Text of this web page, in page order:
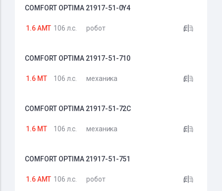
COMFORT OPTIMA 21917-51-0Y4
1.6 AMT 106 л.с. робот
COMFORT OPTIMA 21917-51-710
1.6 MT 106 л.с. механика
COMFORT OPTIMA 21917-51-72C
1.6 MT 106 л.с. механика
COMFORT OPTIMA 21917-51-751
1.6 AMT 106 л.с. робот